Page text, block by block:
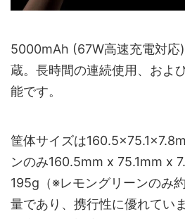
5000mAh (67W高速充電対応
蔵。長時間の連続使用、およ
能です。
筐体サイズは
ンのみ160.5mm x 75.1mm x
195g（※レモングリーンのみ
量であり、携行性に優れてい